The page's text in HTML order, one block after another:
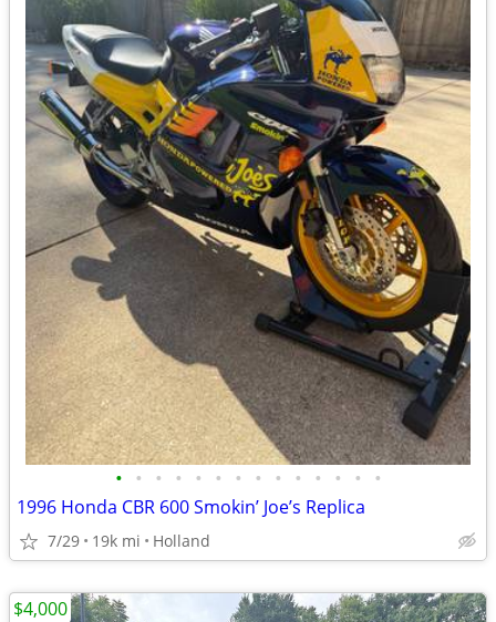
• • • • • • • • • • • • • •
1996 Honda CBR 600 Smokin’ Joe’s Replica
7/29 19k mi Holland
$4,000